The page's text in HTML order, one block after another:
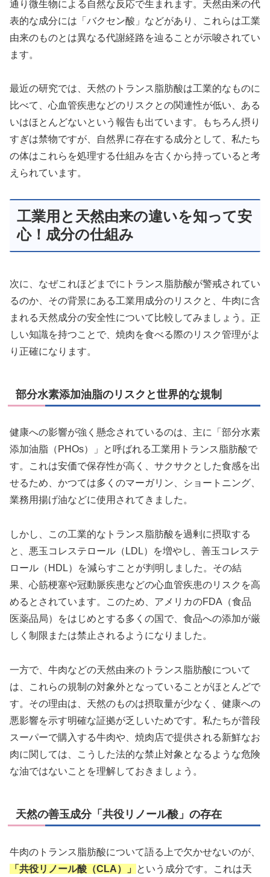
通り微生物による自然な反応で生まれます。天然由来の代
表的な成分には「バクセン酸」などがあり、これらは工業
由来のものとは異なる代謝経路を辿ることが示唆されてい
ます。
最近の研究では、天然のトランス脂肪酸は工業的なものに
比べて、心血管疾患などのリスクとの関連性が低い、ある
いはほとんどないという報告も出ています。もちろん摂り
すぎは禁物ですが、自然界に存在する成分として、私たち
の体はこれらを処理する仕組みを古くから持っていると考
えられています。
工業用と天然由来の違いを知って安
心！成分の仕組み
次に、なぜこれほどまでにトランス脂肪酸が警戒されてい
るのか、その背景にある工業用成分のリスクと、牛肉に含
まれる天然成分の安全性について比較してみましょう。正
しい知識を持つことで、焼肉を食べる際のリスク管理がよ
り正確になります。
部分水素添加油脂のリスクと世界的な規制
健康への影響が強く懸念されているのは、主に「部分水素
添加油脂（PHOs）」と呼ばれる工業用トランス脂肪酸で
す。これは安価で保存性が高く、サクサクとした食感を出
せるため、かつては多くのマーガリン、ショートニング、
業務用揚げ油などに使用されてきました。
しかし、この工業的なトランス脂肪酸を過剰に摂取する
と、悪玉コレステロール（LDL）を増やし、善玉コレステ
ロール（HDL）を減らすことが判明しました。その結
果、心筋梗塞や冠動脈疾患などの心血管疾患のリスクを高
めるとされています。このため、アメリカのFDA（食品
医薬品局）をはじめとする多くの国で、食品への添加が厳
しく制限または禁止されるようになりました。
一方で、牛肉などの天然由来のトランス脂肪酸について
は、これらの規制の対象外となっていることがほとんどで
す。その理由は、天然のものは摂取量が少なく、健康への
悪影響を示す明確な証拠が乏しいためです。私たちが普段
スーパーで購入する牛肉や、焼肉店で提供される新鮮なお
肉に関しては、こうした法的な禁止対象となるような危険
な油ではないことを理解しておきましょう。
天然の善玉成分「共役リノール酸」の存在
牛肉のトランス脂肪酸について語る上で欠かせないのが、
「共役リノール酸（CLA）」
という成分です。これは天